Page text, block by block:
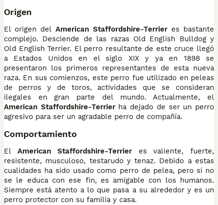
Origen
El origen del American Staffordshire-Terrieres bastante
complejo. Desciende de las razas Old English Bulldog y
Old English Terrier. El perro resultante de este cruce llegó
a Estados Unidos en el siglo XIX y ya en 1898 se
presentaron los primeros representantes de esta nueva
raza. En sus comienzos, este perro fue utilizado en peleas
de perros y de toros, actividades que se consideran
ilegales en gran parte del mundo. Actualmente, el
American Staffordshire-Terrierha dejado de ser un perro
agresivo para ser un agradable perro de compañía.
Comportamiento
El American Staffordshire-Terrier es valiente, fuerte,
resistente, musculoso, testarudo y tenaz. Debido a estas
cualidades ha sido usado como perro de pelea, pero si no
se le educa con ese fin, es amigable con los humanos.
Siempre está atento a lo que pasa a su alrededor y es un
perro protector con su familia y casa.